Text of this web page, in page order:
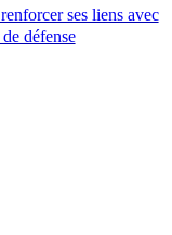
ses liens avec
défense